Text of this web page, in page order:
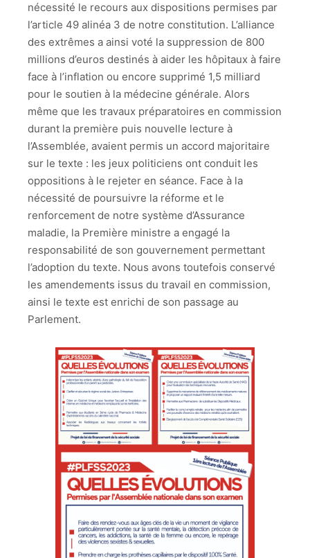
nécessité le recours aux dispositions permises par
l’article 49 alinéa 3 de notre constitution. L’alliance
des extrêmes a ainsi voté la suppression de 800
millions d’euros destinés à aider les hôpitaux à faire
face à l’inflation ou encore supprimé 1,5 milliard
pour le soutien à la médecine générale. Alors
même que les travaux préparatoires en commission
durant la première puis nouvelle lecture à
l’Assemblée, avaient permis un accord majoritaire
sur le texte : les jeux politiciens ont conduit les
oppositions à le rejeter en séance. Face à la
nécessité de poursuivre la réforme et le
renforcement de notre système d’Assurance
maladie, la Première ministre a engagé la
responsabilité de son gouvernement permettant
l’adoption du texte. Nous avons toutefois conservé
les amendements issus du travail en commission,
ainsi le texte est enrichi de son passage au
Parlement.